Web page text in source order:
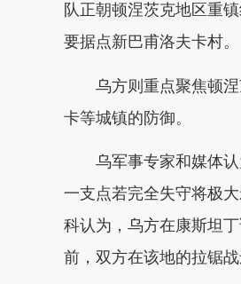
队正朝顿涅茨克地区重
要据点新巴甫洛夫卡村。
乌方则重点聚焦顿
卡等城镇的防御。
乌军事专家和媒体
一支点若完全失守将极
科认为，乌方在康斯坦
前，双方在该地的拉锯战